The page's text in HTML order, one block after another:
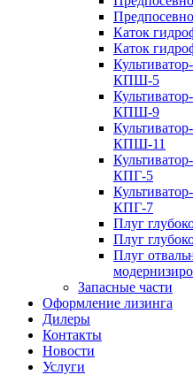
Каток
Каток
КПШ-5
КПШ-9
КПШ-11
КПГ-5
КПГ-7
Плуг
Плуг
Плуг
Запасные части
Оформление лизинга
Дилеры
Контакты
Новости
Услуги